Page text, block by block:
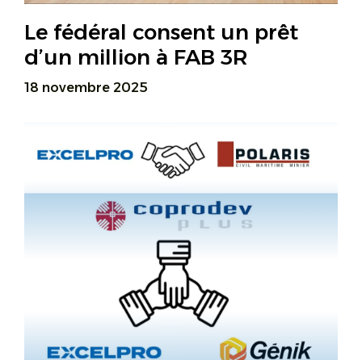
Le fédéral consent un prêt
d’un million à FAB 3R
18 novembre 2025